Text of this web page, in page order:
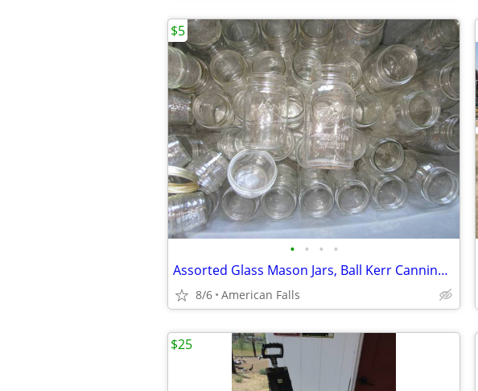
• • • •
Assorted Glass Mason Jars, Ball Kerr Canning, Craft. $5/Dozen
8/6 American Falls
$5
$25